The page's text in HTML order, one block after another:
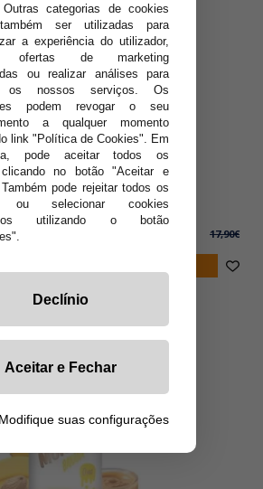
Monster 100ml
17,90€
categorias de cookies
ser utilizadas para
a experiência do utilizador,
ofertas de marketing
ou realizar análises para
os nossos serviços. Os
podem revogar o seu
a qualquer momento
link "Política de Cookies". Em
pode aceitar todos os
no botão "Aceitar e
pode rejeitar todos os
ou selecionar cookies
utilizando o botão
Declínio
Aceitar e Fechar
Modifique suas configurações